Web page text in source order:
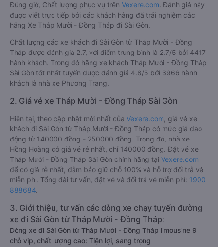
Đúng giờ, Chất lượng phục vụ trên Vexere.com. Đánh giá này
được viết trực tiếp bởi các khách hàng đã trải nghiệm các
hãng Xe Tháp Mười - Đồng Tháp đi Sài Gòn.
Chất lượng các xe khách đi Sài Gòn từ Tháp Mười - Đồng
Tháp được đánh giá 2.7, với điểm trung bình là 2.7/5 bởi 4417
hành khách. Trong đó hãng xe khách Tháp Mười - Đồng Tháp
Sài Gòn tốt nhất tuyến được đánh giá 4.8/5 bởi 3966 hành
khách là nhà xe Phương Trang.
2. Giá vé xe Tháp Mười - Đồng Tháp Sài Gòn
Hiện tại, theo cập nhật mới nhất của Vexere.com , giá vé xe
khách đi Sài Gòn từ Tháp Mười - Đồng Tháp có mức giá dao
động từ 140000 đồng - 250000 đồng. Trong đó, nhà xe
Hồng Hoàng có giá vé rẻ nhất, chỉ 140000 đồng. Đặt vé xe
Tháp Mười - Đồng Tháp Sài Gòn chính hãng tại Vexere.com
để có giá rẻ nhất, đảm bảo giữ chỗ 100% và hỗ trợ đổi trả vé
miễn phí. Tổng đài tư vấn, đặt vé và đổi trả vé miễn phí: 1900
888684.
3. Giới thiệu, tư vấn các dòng xe chạy tuyến đường
xe đi Sài Gòn từ Tháp Mười - Đồng Tháp:
Dòng xe đi Sài Gòn từ Tháp Mười - Đồng Tháp limousine 9
chỗ vip, chất lượng cao: Tiện lợi, sang trọng